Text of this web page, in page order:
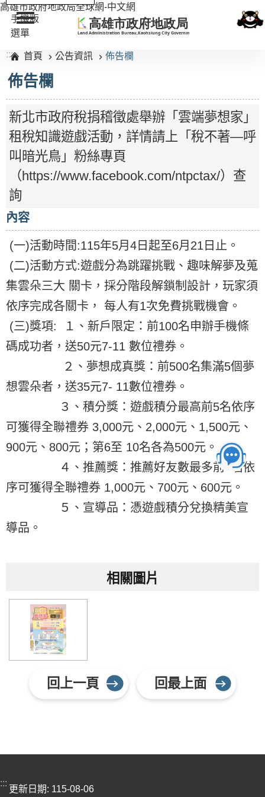
手機版
選單
高雄市政府地政局全球網-中文網
::: 首頁 公告資訊 佈告欄
佈告欄
新北市政府稅捐稽徵處舉辦「雲端夢想家」
租稅知識遊戲活動，詳情請上「稅不著—呼
叫暗光鳥」粉絲專頁
（https://www.facebook.com/ntpctax/）查
詢
內容
(一)活動時間:115年5月4日起至6月21日止。
(二)活動方式:遊戲分為跳躍挑戰、趣味解夢及蒐
集雲朵三大 關卡，採分階段解鎖制設計，玩家須
依序完成各關卡， 每人有1次免費挑戰機會。
(三)獎項: １、新戶限定：前100名申辦手機條
碼成功者，送50元7-11 數位禮券。
２、夢想成真獎：前500名集滿5個夢
想雲朵者，送35元7- 11數位禮券。
３、積分獎：遊戲積分最高前5名依序
可獲得全聯禮券 3,000元、2,000元、1,500元、
900元、800元；第6至 10名各為500元。
４、推薦獎：推薦好友數最多前3名依
序可獲得全聯禮券 1,000元、700元、600元。
５、宣導品：憑遊戲積分兌換精美宣
導品。
相關圖片
回上一頁 回最上面
:::
更新日期 115-08-06